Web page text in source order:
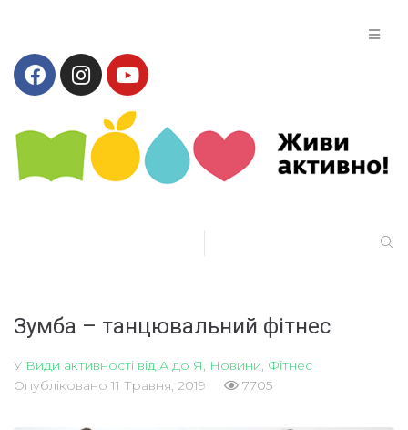
Зумба – танцювальний фітнес
У Види активності від А до Я Новини Фітнес
Опубліковано 11 Травня, 2019 7705